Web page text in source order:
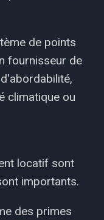
de points
fournisseur de
climatique ou
locatif sont
importants.
des primes